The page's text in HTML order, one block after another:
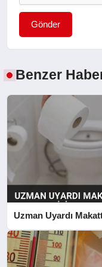
Gönder
Benzer
Uzman Uyardı